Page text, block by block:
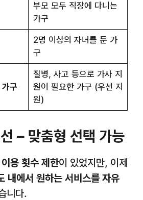
부모 모두 직장에 다니는
가구
2명 이상의 자녀를 둔 가
구
구
질병, 사고 등으로 가사 지
원이 필요한 가구 (우선 지
원)
– 맞춤형 선택 가능
용 횟수 제한이 있었지만, 이제
내에서 원하는 서비스를 자유
니다.